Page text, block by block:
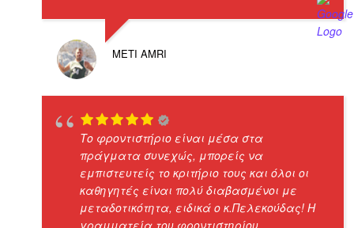
METI AMRI
Το φροντιστήριο είναι μέσα στα
πράγματα συνεχώς, μπορείς να
εμπιστευτείς το κριτήριο τους και όλοι οι
καθηγητές είναι πολύ διαβασμένοι με
μεταδοτικότητα, ειδικά ο κ.Πελεκούδας! Η